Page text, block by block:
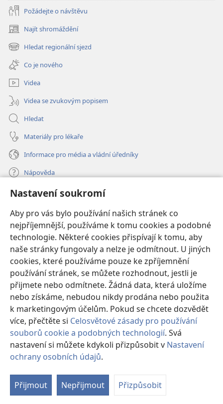
Nastavení soukromí
Aby pro vás bylo používání našich stránek co
nejpříjemnější, používáme k tomu cookies a podobné
technologie. Některé cookies přispívají k tomu, aby
naše stránky fungovaly a nelze je odmítnout. U jiných
cookies, které používáme pouze ke zpříjemnění
používání stránek, se můžete rozhodnout, jestli je
přijmete nebo odmítnete. Žádná data, která uložíme
nebo získáme, nebudou nikdy prodána nebo použita
k marketingovým účelům. Pokud se chcete dozvědět
více, přečtěte si Celosvětové zásady pro používání
souborů cookie a podobných technologií. Svá
nastavení si můžete kdykoli přizpůsobit v Nastavení
ochrany osobních údajů.
Přijmout Nepřijmout Přizpůsobit
Požádejte o návštěvu
Najít shromáždění
(otevřeno
nové
okno)
Hledat regionální sjezd
(otevřeno
nové
okno)
Co je nového
Videa
Videa se zvukovým popisem
Hledat
Materiály pro lékaře
Informace pro média a vládní úředníky
Nápověda
Dary
nové
okno) ONLINE KNIHOVNA Strážné věže
(otevřeno
nové
okno)JW Hub®
(otevřeno
nové
okno)JW Library
Watchtower Library
Copyright© 2026 Watch Tower Bible and Tract Society of Pennsylvania.
PODMÍNKY POUŽITÍ|OCHRANA SOUKROMÍ
SOUKROMÍ